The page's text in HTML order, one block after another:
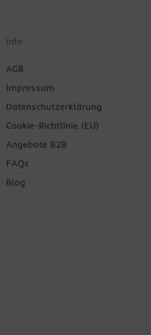
Info
AGB
Impressum
Datenschutzerklärung
Cookie-Richtlinie (EU)
Angebote B2B
FAQs
Blog